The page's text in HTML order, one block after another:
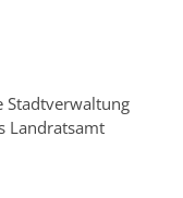
Stadtverwaltung
Landratsamt